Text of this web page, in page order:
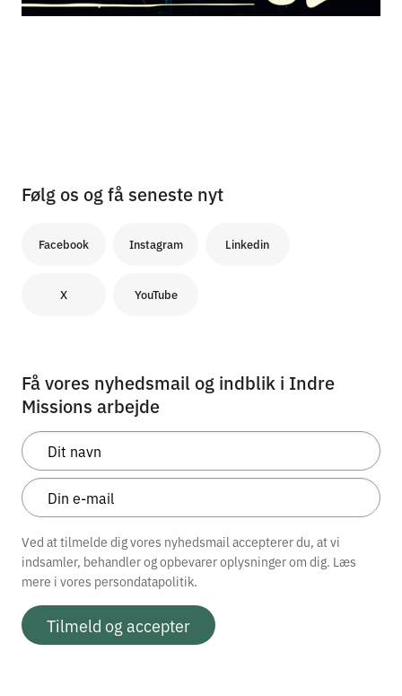
Følg os og få seneste nyt
Facebook Instagram Linkedin
X YouTube
Få vores nyhedsmail og indblik i Indre
Missions arbejde
Ved at tilmelde dig vores nyhedsmail accepterer du, at vi
indsamler, behandler og opbevarer oplysninger om dig. Læs
mere i vores persondatapolitik.
Tilmeld og accepter